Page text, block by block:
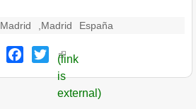
Madrid Madrid España
Facebook
Twitter
(link
is
external)